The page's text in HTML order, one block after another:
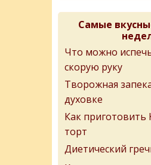
Самые
Что можно
скорую руку
Творожная
духовке
Как приготовить
торт
Диетический